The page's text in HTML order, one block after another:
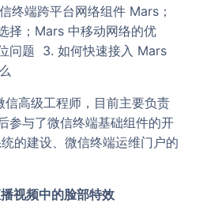
终端跨平台网络组件 Mars；
择；Mars 中移动网络的优
问题 3. 如何快速接入 Mars
信高级工程师，目前主要负责
参与了微信终端基础组件的开
的建设、微信终端运维门户的
视频中的脸部特效